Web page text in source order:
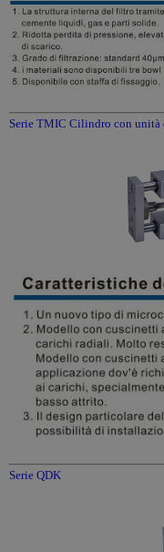
Serie TMIC Cilindro con unità
Serie QDK